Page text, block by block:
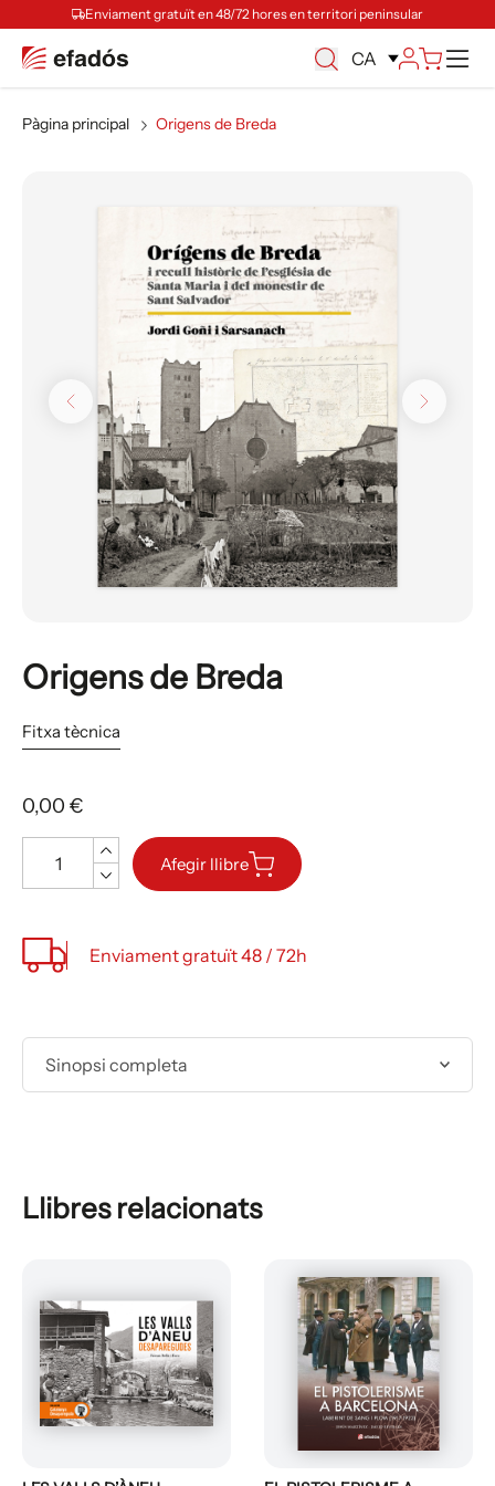
Enviament gratuït en 48/72 hores en territori peninsular
CA
Pàgina principal Origens de Breda
Origens de Breda
Fitxa tècnica
0,00 €
Afegir llibre
Enviament gratuït 48 / 72h
Sinopsi completa
Llibres relacionats